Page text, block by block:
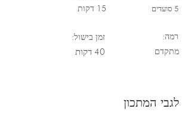
15 דקות
זמן בישול:
40 דקות
5 סועדים
רמה:
מתקדם
לגבי המתכון